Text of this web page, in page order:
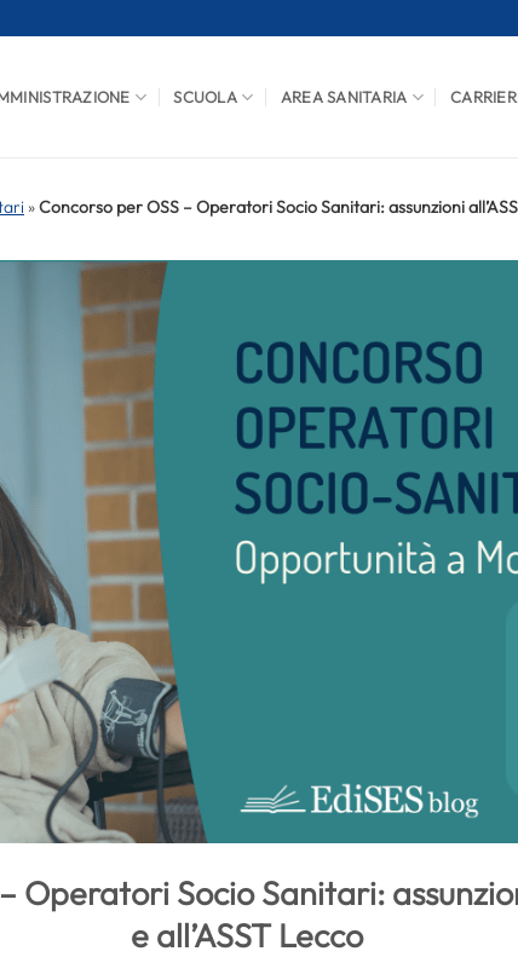
SCUOLA AREA SANITARIA
»Concorso per OSS – Operatori Socio Sanitari: assunzioni
Operatori Socio Sanitari:
e all’ASST Lecco